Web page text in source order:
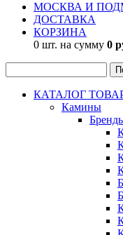
МОСКВА И
ДОСТАВКА
КОРЗИНА
0 шт. на сумму 0
КАТАЛОГ
Камины